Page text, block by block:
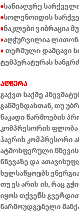
♦სანიაღვრე
♦სოლენოიდის
♦ნაკლები ვიბრაცია
♦აღჭურვილია
♦თერმული დამცავი
ტემპერატურას
აღწერა
გაქვთ საქმე
გაწმენდასთან, თუ
ნაკადი წარმოების
კომპრესორის ფლობა
ჰაერის კომპრესორი
ატმოსფერული
წნევაზე და
ხელსაწყოებს
თუ ეს არის ის, რაც
იყოს თქვენს
წარმოუდგენელი